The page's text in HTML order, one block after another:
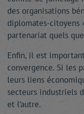
des organisations
diplomates-citoyens
partenariat quels
Enfin, il est
convergence. Si les
leurs liens
secteurs industriels
et l’autre.